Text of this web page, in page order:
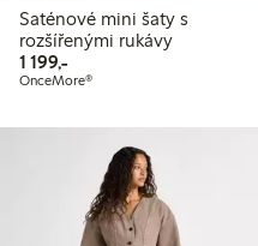
Saténové mini šaty s
rozšířenými rukávy
1 199,-1 199,00 Kč
OnceMore®